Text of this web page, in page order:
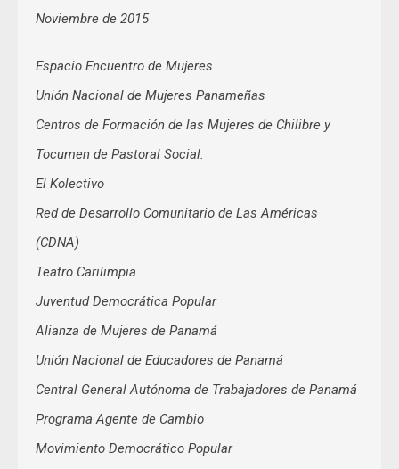
Noviembre de 2015
Espacio Encuentro de Mujeres
Unión Nacional de Mujeres Panameñas
Centros de Formación de las Mujeres de Chilibre y
Tocumen de Pastoral Social.
El Kolectivo
Red de Desarrollo Comunitario de Las Américas
(CDNA)
Teatro Carilimpia
Juventud Democrática Popular
Alianza de Mujeres de Panamá
Unión Nacional de Educadores de Panamá
Central General Autónoma de Trabajadores de Panamá
Programa Agente de Cambio
Movimiento Democrático Popular